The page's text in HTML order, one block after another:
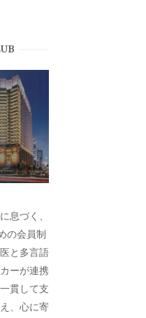
息づく、
の会員制
と多言語
ーが連携
貫して支
、心に寄